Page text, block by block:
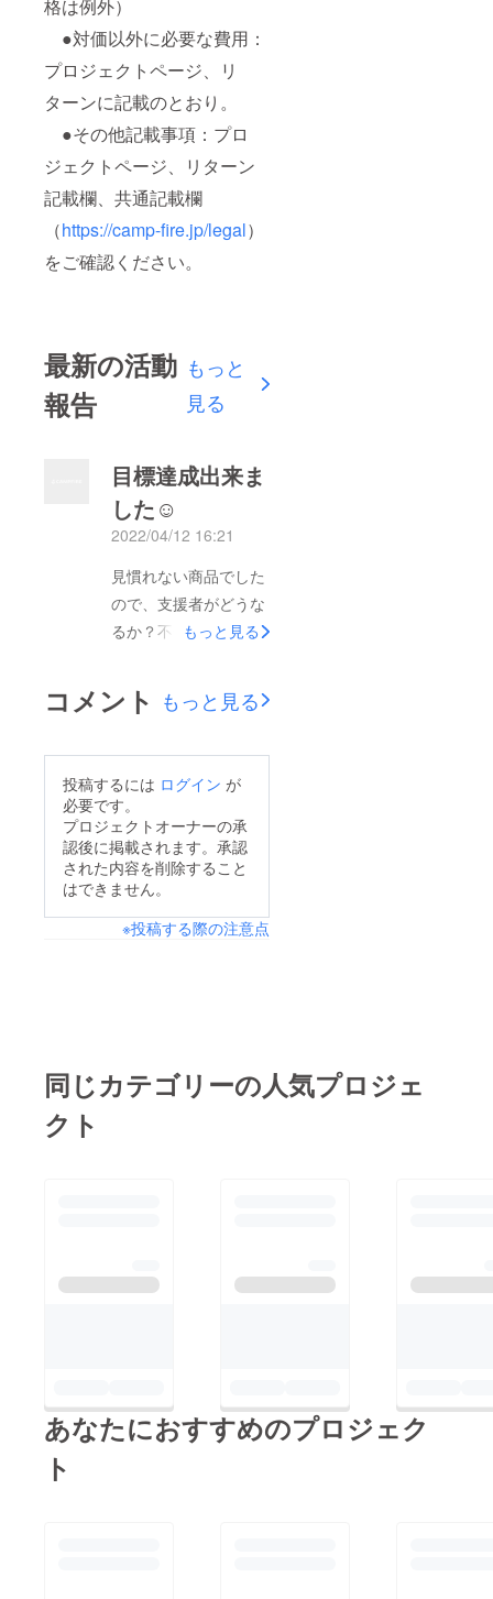
格は例外）
●対価以外に必要な費用：
プロジェクトページ、リ
ターンに記載のとおり。
●その他記載事項：プロ
ジェクトページ、リターン
記載欄、共通記載欄
（https://camp-fire.jp/legal）
をご確認ください。
最新の活動
報告
もっと
見る
目標達成出来ま
した☺
2022/04/12 16:21
見慣れない商品でした
ので、支援者がどうな
るか？不安でしたが12
ました。 引続き応援
頂ければと思います。
もっと見る
コメント もっと見る
投稿するには ログイン が
必要です。
プロジェクトオーナーの承
認後に掲載されます。承認
された内容を削除すること
はできません。
※投稿する際の注意点
同じカテゴリーの人気プロジェ
クト
あなたにおすすめのプロジェク
ト